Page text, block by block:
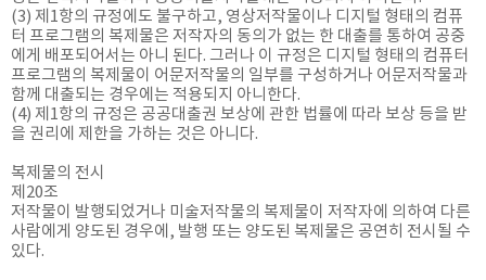
(3) 제1항의 규정에도 불구하고, 영상저작물이나 디지털 형태의 컴퓨
터 프로그램의 복제물은 저작자의 동의가 없는 한 대출를 통하여 공중
에게 배포되어서는 아니 된다. 그러나 이 규정은 디지털 형태의 컴퓨터
프로그램의 복제물이 어문저작물의 일부를 구성하거나 어문저작물과
함께 대출되는 경우에는 적용되지 아니한다.
(4) 제1항의 규정은 공공대출권 보상에 관한 법률에 따라 보상 등을 받
을 권리에 제한을 가하는 것은 아니다.
복제물의 전시
제20조
저작물이 발행되었거나 미술저작물의 복제물이 저작자에 의하여 다른
사람에게 양도된 경우에, 발행 또는 양도된 복제물은 공연히 전시될 수
있다.